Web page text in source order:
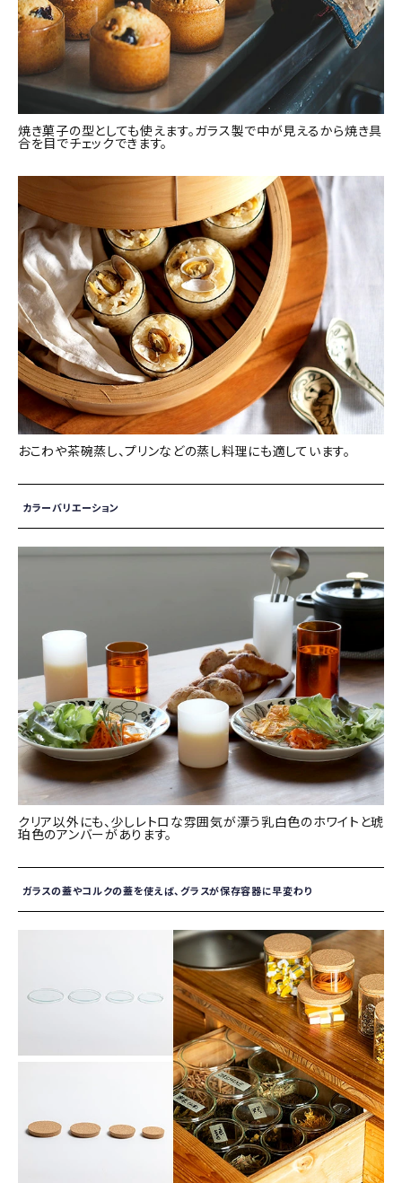
焼き菓子の型としても使えます。ガラス製で中が見えるから焼き具
合を目でチェックできます。
おこわや茶碗蒸し、プリンなどの蒸し料理にも適しています。
カラーバリエーション
クリア以外にも、少しレトロな雰囲気が漂う乳白色のホワイトと琥
珀色のアンバーがあります。
ガラスの蓋やコルクの蓋を使えば、グラスが保存容器に早変わり